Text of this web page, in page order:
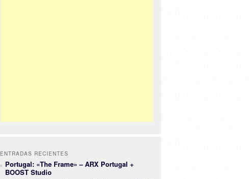
ENTRADAS RECIENTES
Portugal: «The Frame» – ARX Portugal +
BOOST Studio